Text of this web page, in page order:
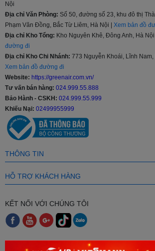
Màng lọc kép - Điều hoà Comfee Inverter
Lớp lọc bụi: loại bỏ bụi bẩn và vi khuẩn
khí.
Lớp lọc mùi: có lớp than hoạt tính sẽ
Formaldehyde, Amoniac và Benzen làm
sức khỏe người dùng. Đồng thời ngăn
ăn, mùi hôi khác, …
Chế độ tự làm sạch Active-Clean:
Điều hoà sẽ tự thực hiện quy trình vệ sinh dàn
dụng để tăng khả năng kháng khuẩn, hạn chế
kiệm chi phí vệ sinh định kỳ cũng như bảo vệ
mang đến không gian trong lành, sạch khuẩn.
Công nghệ AI Cool:
Nội
Địa chỉ Văn Phòng: Số 50, đường số 23, khu đô thị
Phạm Văn Đồng, Bắc Từ Liêm, Hà Nội | Xem bản đồ
Địa chỉ Kho Tổng: Kho Nguyên Khê, Đông Anh, Hà Nội |
đường đi
Địa chỉ Kho Chi Nhánh: 773 Nguyễn Khoái, Lĩnh Nam,
Xem bản đồ đường đi
Website: https://greenair.com.vn/
Tư vấn bán hàng: 024.999.55.888
Bảo Hành - CSKH: 024.999.55.999
Khiếu Nại: 02499955999
THÔNG TIN
HỖ TRỢ KHÁCH HÀNG
KẾT NỐI VỚI CHÚNG TÔI
CÁCH THỨC THANH TOÁN